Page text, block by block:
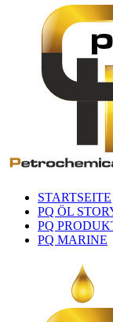
STARTSEITE
PQ ÖL
PQ
PQ MARINE